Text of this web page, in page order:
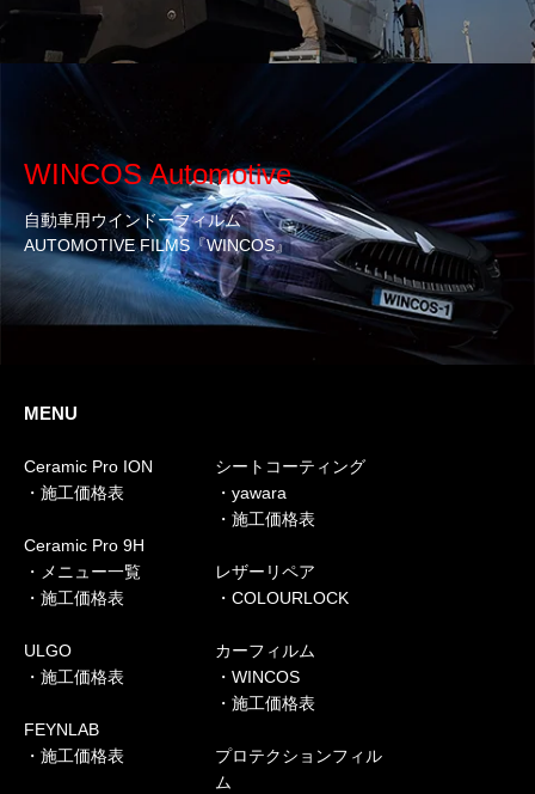
WINCOS Automotive
自動車用ウインドーフィルム
AUTOMOTIVE FILMS『WINCOS』
MENU
Ceramic Pro ION
・施工価格表
Ceramic Pro 9H
・メニュー一覧
・施工価格表
ULGO
・施工価格表
FEYNLAB
・施工価格表
シートコーティング
・yawara
・施工価格表
レザーリペア
・COLOURLOCK
カーフィルム
・WINCOS
・施工価格表
プロテクションフィル
ム